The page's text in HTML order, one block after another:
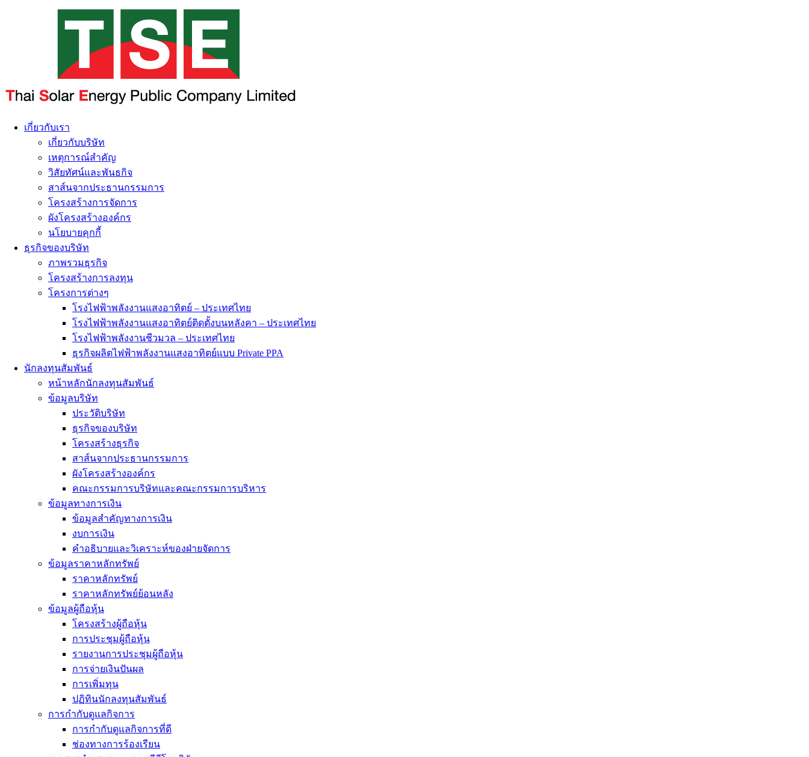
เกี่ยวกับเรา
เกี่ยวกับบริษัท
เหตุการณ์สำคัญ
วิสัยทัศน์และพันธกิจ
สาส์นจากประธานกรรมการ
โครงสร้างการจัดการ
ผังโครงสร้างองค์กร
นโยบายคุกกี้
ธุรกิจของบริษัท
ภาพรวมธุรกิจ
โครงสร้างการลงทุน
โครงการต่างๆ
โรงไฟฟ้าพลังงานแสงอาทิตย์ – ประเทศไทย
โรงไฟฟ้าพลังงานแสงอาทิตย์ติดตั้งบนหลังคา – ประเทศไทย
โรงไฟฟ้าพลังงานชีวมวล – ประเทศไทย
ธุรกิจผลิตไฟฟ้าพลังงานแสงอาทิตย์แบบ Private PPA
นักลงทุนสัมพันธ์
หน้าหลักนักลงทุนสัมพันธ์
ข้อมูลบริษัท
ประวัติบริษัท
ธุรกิจของบริษัท
โครงสร้างธุรกิจ
สาส์นจากประธานกรรมการ
ผังโครงสร้างองค์กร
คณะกรรมการบริษัทและคณะกรรมการบริหาร
ข้อมูลทางการเงิน
ข้อมูลสำคัญทางการเงิน
งบการเงิน
คำอธิบายและวิเคราะห์ของฝ่ายจัดการ
ข้อมูลราคาหลักทรัพย์
ราคาหลักทรัพย์
ราคาหลักทรัพย์ย้อนหลัง
ข้อมูลผู้ถือหุ้น
โครงสร้างผู้ถือหุ้น
การประชุมผู้ถือหุ้น
รายงานการประชุมผู้ถือหุ้น
การจ่ายเงินปันผล
การเพิ่มทุน
ปฏิทินนักลงทุนสัมพันธ์
การกำกับดูแลกิจการ
การกำกับดูแลกิจการที่ดี
ช่องทางการร้องเรียน